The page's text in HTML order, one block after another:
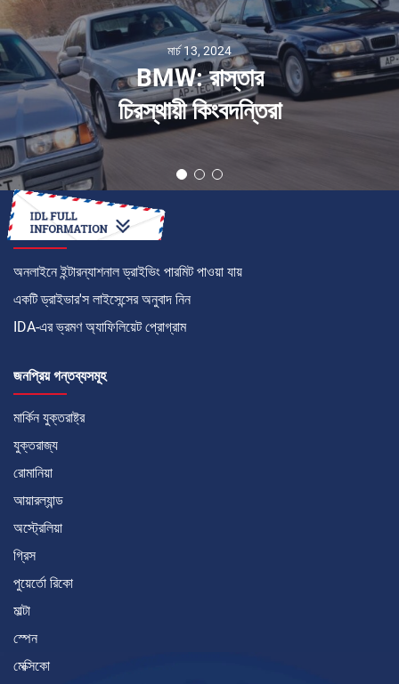
মার্চ 13, 2024
BMW: রাস্তার
চিরস্থায়ী কিংবদন্তিরা
কীভাবে
অনলাইনে ইন্টারন্যাশনাল ড্রাইভিং পারমিট পাওয়া যায়
একটি ড্রাইভার'স লাইসেন্সের অনুবাদ নিন
IDA-এর ভ্রমণ অ্যাফিলিয়েট প্রোগ্রাম
জনপ্রিয় গন্তব্যসমূহ
মার্কিন যুক্তরাষ্ট্র
যুক্তরাজ্য
রোমানিয়া
আয়ারল্যান্ড
অস্ট্রেলিয়া
গ্রিস
পুয়ের্তো রিকো
মাল্টা
স্পেন
মেক্সিকো